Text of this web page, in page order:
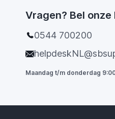
Vragen? Bel
0544 700200
Maandag t/m donderdag